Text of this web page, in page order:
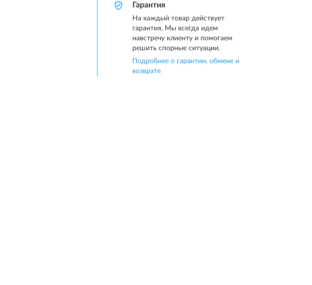
Гарантия
На каждый товар действует
гарантия. Мы всегда идем
навстречу клиенту и помогаем
решить спорные ситуации.
Подробнее о гарантии, обмене и
возврате